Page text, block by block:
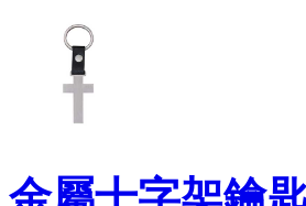
參考價：NT: 35元
心型金鏟ZE32960007